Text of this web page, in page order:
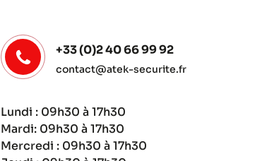
+33 (0)2 40 66 99 92
contact@atek-securite.fr
Lundi : 09h30 à 17h30
Mardi: 09h30 à 17h30
Mercredi : 09h30 à 17h30